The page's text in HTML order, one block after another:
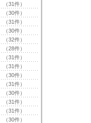
（31件）
（30件）
（31件）
（30件）
（32件）
（28件）
（31件）
（31件）
（30件）
（31件）
（30件）
（31件）
（31件）
（30件）